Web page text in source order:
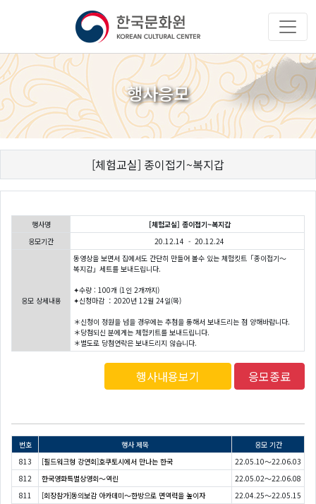
행사응모
[체험교실] 종이접기~복지갑
행사명
[체험교실] 종이접기~복지갑
응모기간
20.12.14 - 20.12.24
응모 상세내용
동영상을 보면서 집에서도 간단히 만들어 볼수 있는 체험킷트「종이접기〜
복지갑」세트를 보내드립니다.
✦수량 : 100개 (1인 2개까지)
✦신청마감 ：2020년 12월 24일(목)
＊신청이 정원을 넘을 경우에는 추첨을 통해서 보내드리는 점 양해바랍니다.
＊당첨되신 분에게는 체험키트를 보내드립니다.
＊별도로 당첨연락은 보내드리지 않습니다.
행사내용보기 응모종료
번호 행사 제목
응모 기간
813
[필드워크형 강연회]호쿠토시에서 만나는 한국
22.05.10～22.06.03
812
한국영화특별상영회〜역린
22.05.02～22.06.08
811
[회장참가]동의보감 아카데미～한방으로 면역력을 높이자
22.04.25～22.05.15